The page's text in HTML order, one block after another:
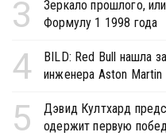
3
Зеркало прошлого,
Формулу 1 1998 года
4
BILD: Red Bull нашла
инженера Aston Martin
5
Дэвид Култхард
одержит первую